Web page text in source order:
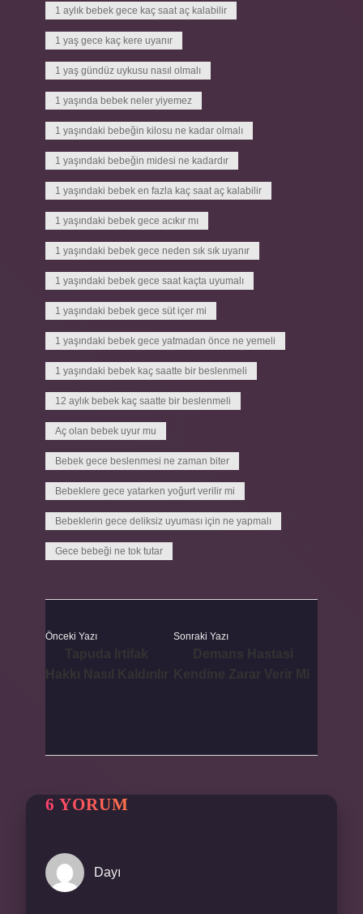
1 aylık bebek gece kaç saat aç kalabilir
1 yaş gece kaç kere uyanır
1 yaş gündüz uykusu nasıl olmalı
1 yaşında bebek neler yiyemez
1 yaşındaki bebeğin kilosu ne kadar olmalı
1 yaşındaki bebeğin midesi ne kadardır
1 yaşındaki bebek en fazla kaç saat aç kalabilir
1 yaşındaki bebek gece acıkır mı
1 yaşındaki bebek gece neden sık sık uyanır
1 yaşındaki bebek gece saat kaçta uyumalı
1 yaşındaki bebek gece süt içer mi
1 yaşındaki bebek gece yatmadan önce ne yemeli
1 yaşındaki bebek kaç saatte bir beslenmeli
12 aylık bebek kaç saatte bir beslenmeli
Aç olan bebek uyur mu
Bebek gece beslenmesi ne zaman biter
Bebeklere gece yatarken yoğurt verilir mi
Bebeklerin gece deliksiz uyuması için ne yapmalı
Gece bebeği ne tok tutar
Önceki Yazı Sonraki Yazı
6 YORUM
Dayı